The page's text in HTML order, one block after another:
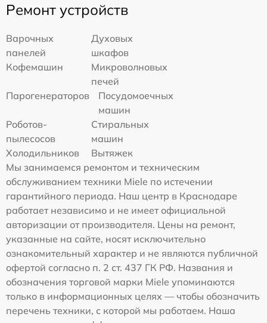
Ремонт устройств
Варочных
панелей
Духовых
шкафов
Кофемашин
Микроволновых
печей
Парогенераторов
Посудомоечных
машин
Роботов-
пылесосов
Стиральных
машин
Холодильников
Вытяжек
Мы занимаемся ремонтом и техническим
обслуживанием техники Miele по истечении
гарантийного периода. Наш центр в Краснодаре
работает независимо и не имеет официальной
авторизации от производителя. Цены на ремонт,
указанные на сайте, носят исключительно
ознакомительный характер и не являются публичной
офертой согласно п. 2 ст. 437 ГК РФ. Названия и
обозначения торговой марки Miele упоминаются
только в информационных целях — чтобы обозначить
перечень техники, с которой мы работаем. Наша